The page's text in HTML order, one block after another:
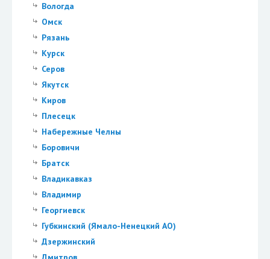
Вологда
Омск
Рязань
Курск
Серов
Якутск
Киров
Плесецк
Набережные Челны
Боровичи
Братск
Владикавказ
Владимир
Георгиевск
Губкинский (Ямало-Ненецкий АО)
Дзержинский